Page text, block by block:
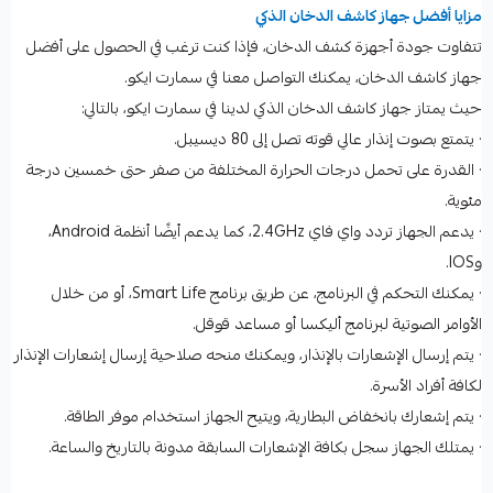
مزايا أفضل جهاز كاشف الدخان الذكي
تتفاوت جودة أجهزة كشف الدخان، فإذا كنت ترغب في الحصول على أفضل
جهاز كاشف الدخان، يمكنك التواصل معنا في سمارت ايكو.
حيث يمتاز جهاز كاشف الدخان الذكي لدينا في سمارت ايكو، بالتالي:
· يتمتع بصوت إنذار عالي قوته تصل إلى 80 ديسيبل.
· القدرة على تحمل درجات الحرارة المختلفة من صفر حتى خمسين درجة
مئوية.
· يدعم الجهاز تردد واي فاي 2.4GHz، كما يدعم أيضًا أنظمة Android،
وIOS.
· يمكنك التحكم في البرنامج، عن طريق برنامج Smart Life، أو من خلال
الأوامر الصوتية لبرنامج أليكسا أو مساعد قوقل.
· يتم إرسال الإشعارات بالإنذار، ويمكنك منحه صلاحية إرسال إشعارات الإنذار
لكافة أفراد الأسرة.
· يتم إشعارك بانخفاض البطارية، ويتيح الجهاز استخدام موفر الطاقة.
· يمتلك الجهاز سجل بكافة الإشعارات السابقة مدونة بالتاريخ والساعة.